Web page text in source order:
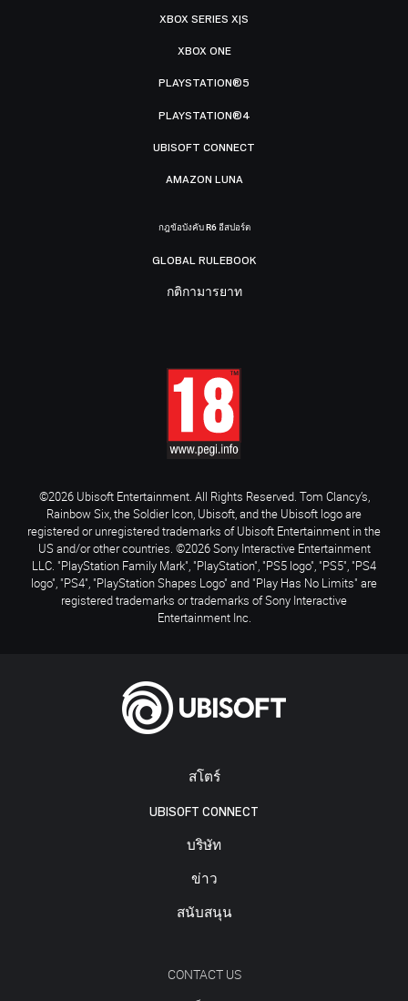
สโตร์
UBISOFT CONNECT
บริษัท
ข่าว
สนับสนุน
CONTACT US
XBOX SERIES X|S
XBOX ONE
PLAYSTATION®5
PLAYSTATION®4
UBISOFT CONNECT
AMAZON LUNA
กฎข้อบังคับ R6 อีสปอร์ต
GLOBAL RULEBOOK
กติกามารยาท
©2026 Ubisoft Entertainment. All Rights Reserved. Tom Clancy’s,
Rainbow Six, the Soldier Icon, Ubisoft, and the Ubisoft logo are
registered or unregistered trademarks of Ubisoft Entertainment in the
US and/or other countries. ©2026 Sony Interactive Entertainment
LLC. "PlayStation Family Mark", "PlayStation", "PS5 logo", "PS5", "PS4
logo", "PS4", "PlayStation Shapes Logo" and "Play Has No Limits" are
registered trademarks or trademarks of Sony Interactive
Entertainment Inc.